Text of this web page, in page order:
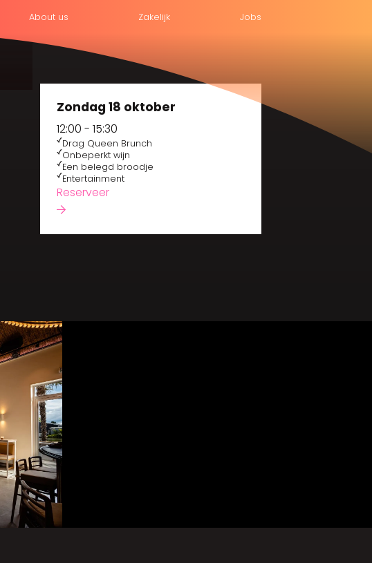
About us Zakelijk Jobs
Zondag 18 oktober
12:00 - 15:30
Drag Queen Brunch
Onbeperkt wijn
Een belegd broodje
Entertainment
Reserveer